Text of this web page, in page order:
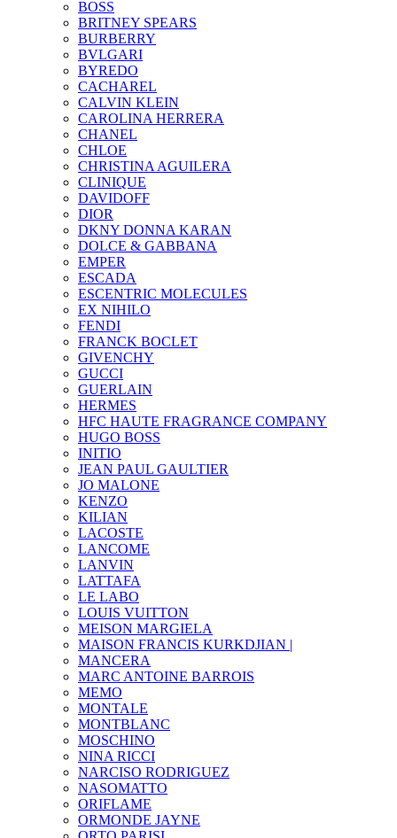
BOSS
BRITNEY SPEARS
BURBERRY
BVLGARI
BYREDO
CACHAREL
CALVIN KLEIN
CAROLINA HERRERA
CHANEL
CHLOE
CHRISTINA AGUILERA
CLINIQUE
DAVIDOFF
DIOR
DKNY DONNA KARAN
DOLCE & GABBANA
EMPER
ESCADA
ESCENTRIC MOLECULES
EX NIHILO
FENDI
FRANCK BOCLET
GIVENCHY
GUCCI
GUERLAIN
HERMES
HFC HAUTE FRAGRANCE COMPANY
HUGO BOSS
INITIO
JEAN PAUL GAULTIER
JO MALONE
KENZO
KILIAN
LACOSTE
LANCOME
LANVIN
LATTAFA
LE LABO
LOUIS VUITTON
MEISON MARGIELA
MAISON FRANCIS KURKDJIAN |
MANCERA
MARC ANTOINE BARROIS
MEMO
MONTALE
MONTBLANC
MOSCHINO
NINA RICCI
NARCISO RODRIGUEZ
NASOMATTO
ORIFLAME
ORMONDE JAYNE